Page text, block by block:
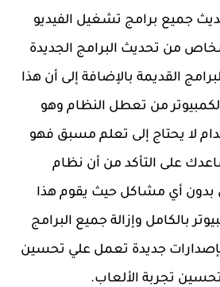
جميع برامج تشغيل الفيديو
من تحديث البرامج الجديدة
القديمة بالإضافة إلى أن هذا
من تعطل النظام وهو
لا يحتاج إلى تعلم مسبق فهو
على التأكد من أن نظام
بدون أي مشاكل حيث يقوم هذا
بالكامل وإزالة جميع البرامج
بإصدارات جديدة تعمل علي تحسين
تجربة الألعاب.